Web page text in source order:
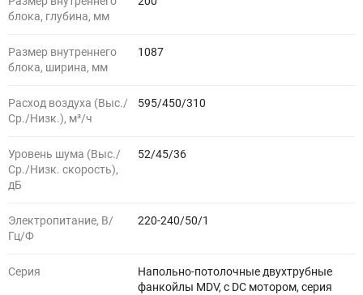
блока, глубина, мм
Размер внутреннего
блока, ширина, мм
1087
Расход воздуха (Выс./
Ср./Низк.), м³/ч
595/450/310
Уровень шума (Выс./
Ср./Низк. скорость),
дБ
52/45/36
Электропитание, В/
Гц/Ф
220-240/50/1
Серия
Напольно-потолочные двухтрубные
фанкойлы MDV, с DC мотором, серия